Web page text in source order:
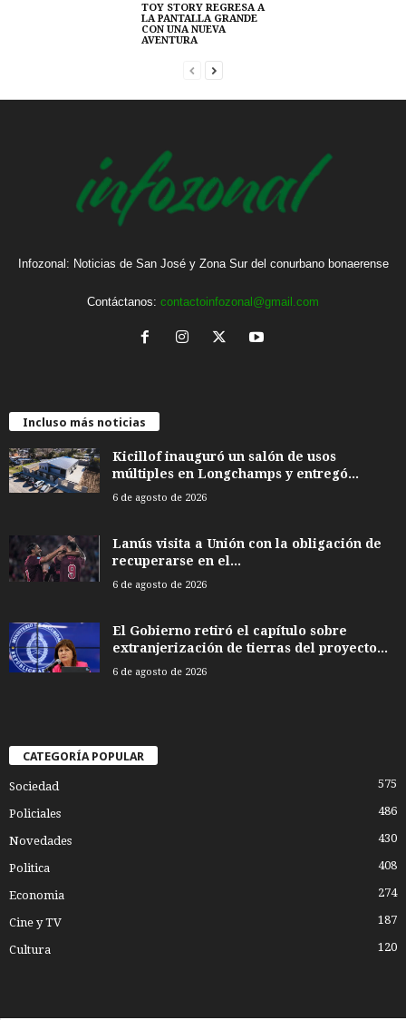
TOY STORY REGRESA A
LA PANTALLA GRANDE
CON UNA NUEVA
AVENTURA
Infozonal: Noticias de San José y Zona Sur del conurbano bonaerense
Contáctanos: contactoinfozonal@gmail.com
Incluso más noticias
Kicillof inauguró un salón de usos
múltiples en Longchamps y entregó...
6 de agosto de 2026
Lanús visita a Unión con la obligación de
recuperarse en el...
6 de agosto de 2026
El Gobierno retiró el capítulo sobre
extranjerización de tierras del proyecto...
6 de agosto de 2026
CATEGORÍA POPULAR
Sociedad 575
Policiales 486
Novedades 430
Politica 408
Economia 274
Cine y TV 187
Cultura 120